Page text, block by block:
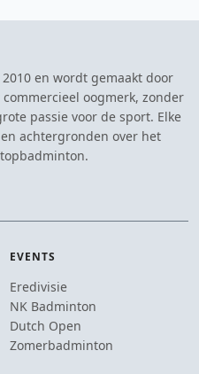
en wordt gemaakt door
oogmerk, zonder
passie voor de sport. Elke
achtergronden over het
EVENTS
Eredivisie
NK Badminton
Dutch Open
Zomerbadminton